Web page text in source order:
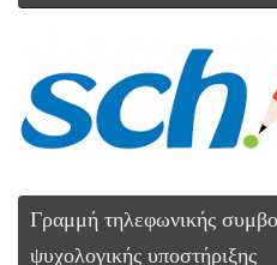
Γραμμή τηλεφωνικής
ψυχολογικής υποστήριξης